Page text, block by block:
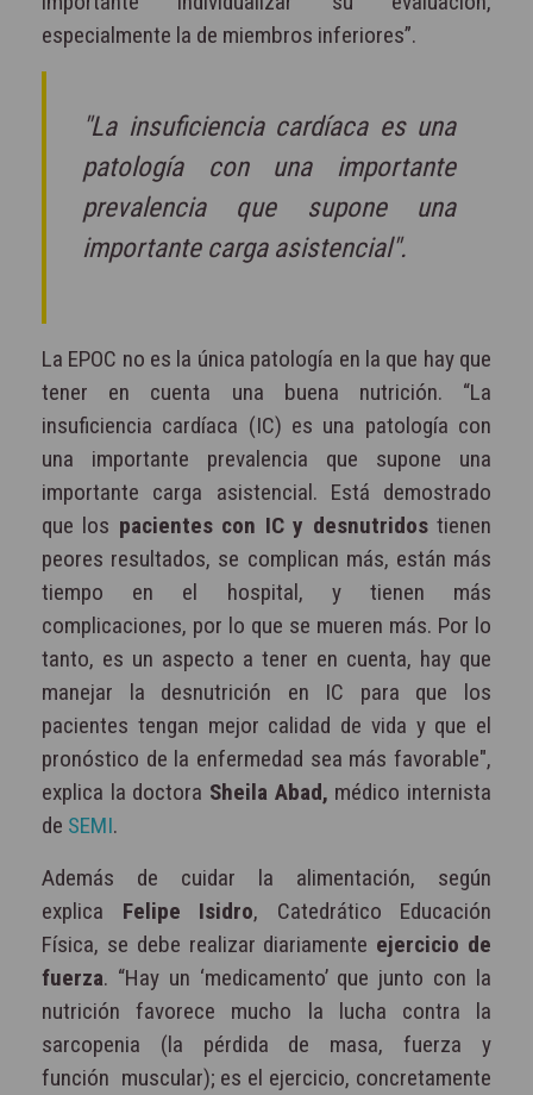
especialmente la de miembros inferiores”.
"La insuficiencia cardíaca es una
patología con una importante
prevalencia que supone una
importante carga asistencial".
La EPOC no es la única patología en la que hay que
tener en cuenta una buena nutrición. “La
insuficiencia cardíaca (IC) es una patología con
una importante prevalencia que supone una
importante carga asistencial. Está demostrado
que los pacientes con IC y desnutridostienen
peores resultados, se complican más, están más
tiempo en el hospital, y tienen más
complicaciones, por lo que se mueren más. Por lo
tanto, es un aspecto a tener en cuenta, hay que
manejar la desnutrición en IC para que los
pacientes tengan mejor calidad de vida y que el
pronóstico de la enfermedad sea más favorable",
explica la doctora Sheila Abad, médico internista
de SEMI.
Además de cuidar la alimentación, según
explica Felipe Isidro, Catedrático Educación
Física, se debe realizar diariamente ejercicio de
fuerza. “Hay un ‘medicamento’ que junto con la
nutrición favorece mucho la lucha contra la
sarcopenia (la pérdida de masa, fuerza y
función muscular); es el ejercicio, concretamente